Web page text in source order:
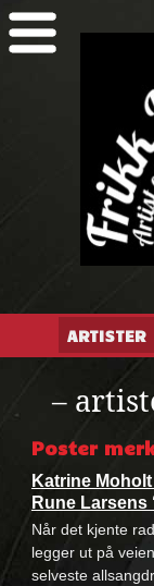
ARTISTER
–
Poster
Katrine
Rune Larsens
Når det kjente
legger ut på
selveste